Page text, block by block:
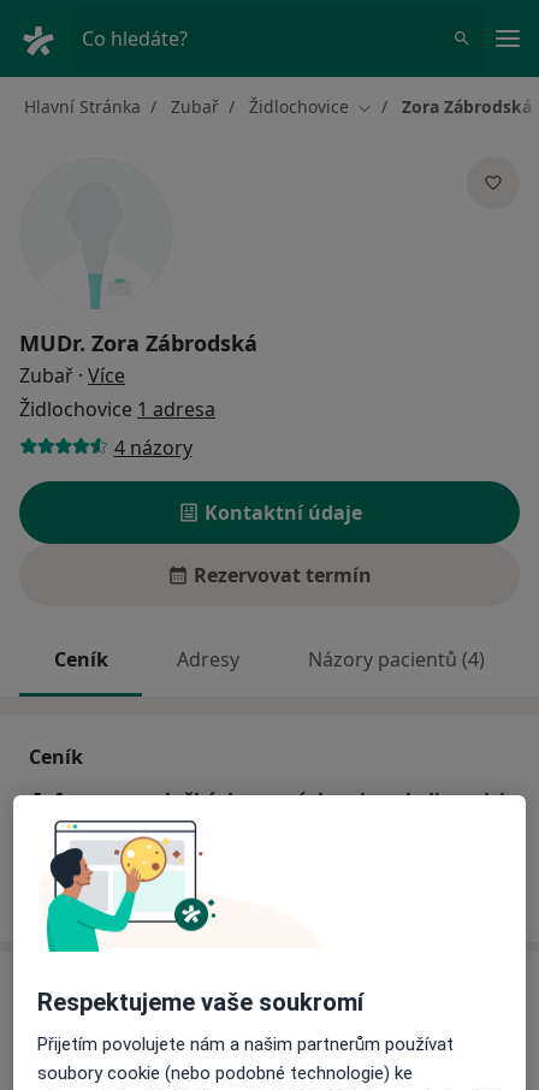
Co hledáte?
Hlavní Stránka Zubař Židlochovice Změna města
Zora Zábrodská
MUDr. Zora Zábrodská
Zubař · Více
Židlochovice 1 adresa
4 názory
Kontaktní údaje
Rezervovat termín
Ceník Adresy Názory pacientů (4)
Ceník
Informace o službách a cenách nejsou k dispozici
Tento specialista ještě nepřidával žádné informace o
svých službách.
Privátní zubní ordinace
Masarykova 116, Židlochovice66701
Respektujeme vaše soukromí
Přijetím povolujete nám a našim partnerům používat
soubory cookie (nebo podobné technologie) ke